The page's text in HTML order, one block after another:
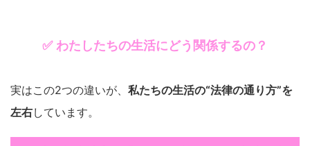
✅ わたしたちの生活にどう関係するの？
実はこの2つの違いが、 私たちの生活の“法律の通り方”を
左右しています。